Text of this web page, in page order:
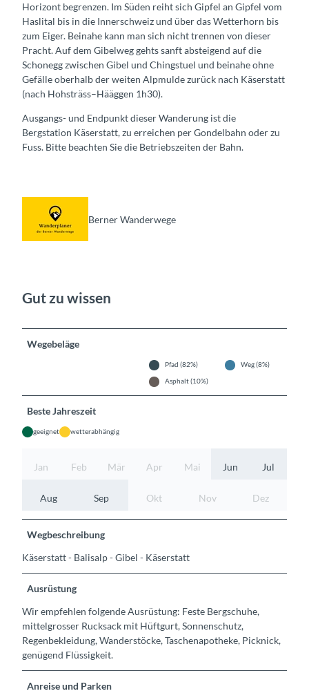
Horizont begrenzen. Im Süden reiht sich Gipfel an Gipfel vom
Haslital bis in die Innerschweiz und über das Wetterhorn bis
zum Eiger. Beinahe kann man sich nicht trennen von dieser
Pracht. Auf dem Gibelweg gehts sanft absteigend auf die
Schonegg zwischen Gibel und Chingstuel und beinahe ohne
Gefälle oberhalb der weiten Alpmulde zurück nach Käserstatt
(nach Hohsträss–Hääggen 1h30).
Ausgangs- und Endpunkt dieser Wanderung ist die
Bergstation Käserstatt, zu erreichen per Gondelbahn oder zu
Fuss. Bitte beachten Sie die Betriebszeiten der Bahn.
Berner Wanderwege
Gut zu wissen
Wegebeläge
Pfad (82%)
Weg (8%)
Asphalt (10%)
Beste Jahreszeit
geeignet wetterabhängig
Jan Feb Mär Apr Mai Jun Jul
Aug Sep Okt Nov Dez
Wegbeschreibung
Käserstatt - Balisalp - Gibel - Käserstatt
Ausrüstung
Wir empfehlen folgende Ausrüstung: Feste Bergschuhe,
mittelgrosser Rucksack mit Hüftgurt, Sonnenschutz,
Regenbekleidung, Wanderstöcke, Taschenapotheke, Picknick,
genügend Flüssigkeit.
Anreise und Parken